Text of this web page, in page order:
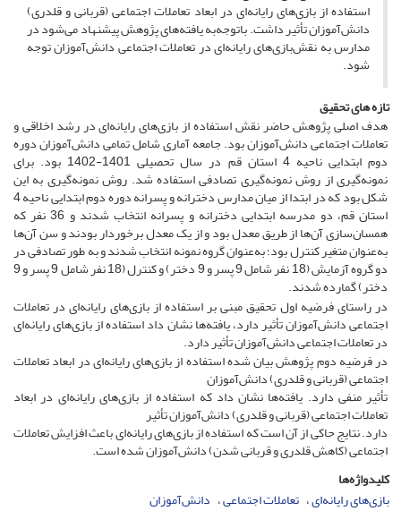
استفاده از بازی‌های رایانه‌ای در ابعاد تعاملات اجتماعی (قربانی و قلدری)
دانش‌آموزان تأثیر داشت. باتوجه‌به یافته‌های پژوهش پیشنهاد می‌شود در
مدارس به نقش‌بازی‌های رایانه‌ای در تعاملات اجتماعی دانش‌آموزان توجه
شود.
تازه های تحقیق
هدف اصلی پژوهش حاضر نقش استفاده از بازی‌های رایانه‌ای در رشد اخلاقی و
تعاملات اجتماعی دانش‌آموزان بود. جامعه آماری شامل تمامی دانش‌آموزان دوره
دوم ابتدایی ناحیه 4 استان قم در سال تحصیلی 1401-1402 بود. برای
نمونه‌گیری از روش نمونه‌گیری تصادفی استفاده شد. روش نمونه‌گیری به این
شکل بود که در ابتدا از میان مدارس دخترانه و پسرانه دوره دوم ابتدایی ناحیه 4
استان قم، دو مدرسه ابتدایی دخترانه و پسرانه انتخاب شدند و 36 نفر که
همسان‌سازی آن‌ها از طریق معدل بود و از یک معدل برخوردار بودند و سن آن‌ها
به‌عنوان متغیر کنترل بود؛ به‌عنوان گروه نمونه انتخاب شدند و به طور تصادفی در
دو گروه آزمایش (18 نفر شامل 9 پسر و 9 دختر) و کنترل (18 نفر شامل 9 پسر و 9
دختر) گمارده شدند.
در راستای فرضیه‌ اول تحقیق مبنی بر استفاده از بازی‌های رایانه‌ای در تعاملات
اجتماعی دانش‌آموزان تأثیر دارد، یافته‌ها نشان داد استفاده از بازی‌های رایانه‌ای
در تعاملات اجتماعی دانش‌آموزان تأثیر دارد.
در فرضیه دوم پژوهش بیان شده استفاده از بازی‌های رایانه‌ای در ابعاد تعاملات
اجتماعی (قربانی و قلدری) دانش‌آموزان
تأثیر منفی دارد. یافته‌ها نشان داد که استفاده از بازی‌های رایانه‌ای در ابعاد
تعاملات اجتماعی (قربانی و قلدری) دانش‌آموزان تأثیر
دارد.نتایج حاکی از آن است که استفاده از بازی‌های رایانه‌ای باعث افزایش تعاملات
اجتماعی (کاهش قلدری و قربانی شدن) دانش‌آموزان شده است.
کلیدواژه‌ها
بازی‌های رایانه‌ای تعاملات اجتماعی دانش‌آموزان